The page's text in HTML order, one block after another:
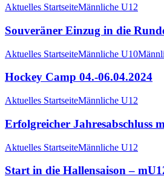
Aktuelles StartseiteMännliche U12
Souveräner Einzug in die
Aktuelles StartseiteMännliche U10
Hockey Camp 04.-06.04.2024
Aktuelles StartseiteMännliche U12
Erfolgreicher Jahresabschluss
Aktuelles StartseiteMännliche U12
Start in die Hallensaison –